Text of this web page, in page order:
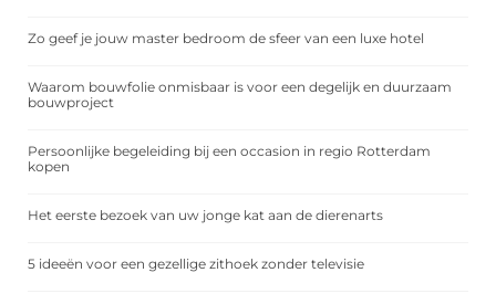
Zo geef je jouw master bedroom de sfeer van een luxe hotel
Waarom bouwfolie onmisbaar is voor een degelijk en duurzaam
bouwproject
Persoonlijke begeleiding bij een occasion in regio Rotterdam
kopen
Het eerste bezoek van uw jonge kat aan de dierenarts
5 ideeën voor een gezellige zithoek zonder televisie